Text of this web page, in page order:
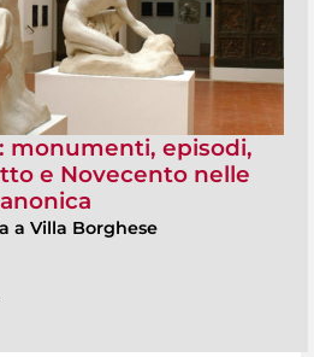
monumenti, episodi,
e Novecento nelle
a Villa Borghese